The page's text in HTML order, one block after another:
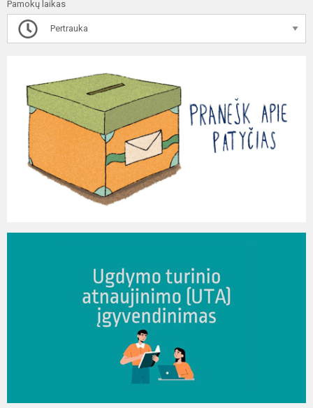
Pamokų laikas
Pertrauka